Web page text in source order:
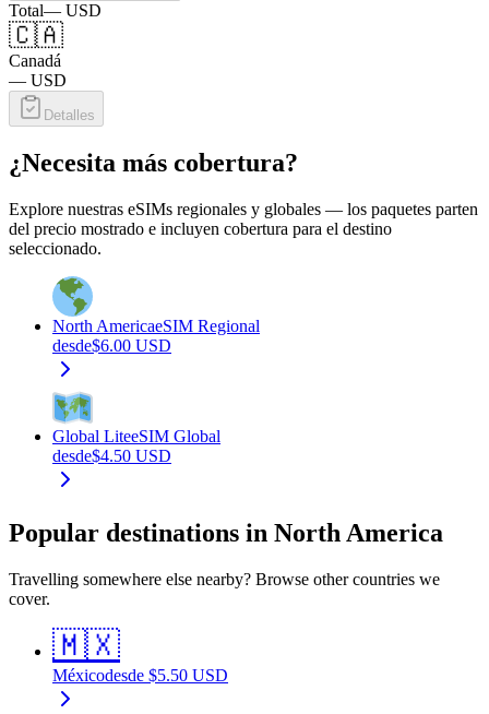
Total— USD
🇨🇦
Canadá
— USD
Detalles
¿Necesita más cobertura?
Explore nuestras eSIMs regionales y globales — los paquetes parten
del precio mostrado e incluyen cobertura para el destino
seleccionado.
North AmericaeSIM Regional
desde$6.00 USD
Global LiteeSIM Global
desde$4.50 USD
Popular destinations in North America
Travelling somewhere else nearby? Browse other countries we
cover.
🇲🇽
Méxicodesde $5.50 USD